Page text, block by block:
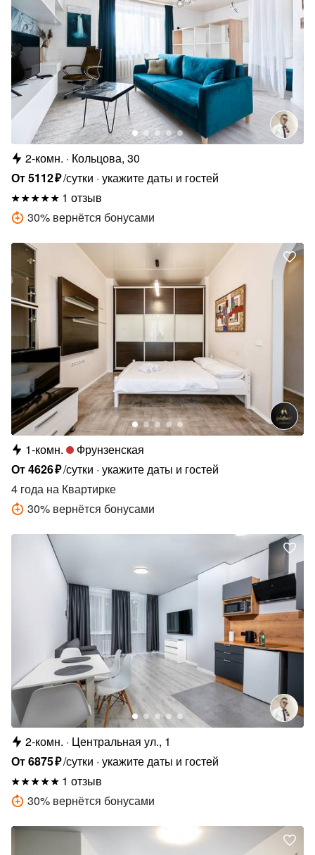
2-комн.
Кольцова, 30
От5112₽/сутки укажите даты и гостей
1 отзыв
30% вернётся бонусами
1-комн.
Фрунзенская
От4626₽/сутки укажите даты и гостей
4 года на Квартирке
30% вернётся бонусами
2-комн.
Центральная ул., 1
От6875₽/сутки укажите даты и гостей
1 отзыв
30% вернётся бонусами